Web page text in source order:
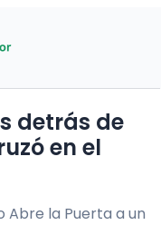
en el
Abre la Puerta a un